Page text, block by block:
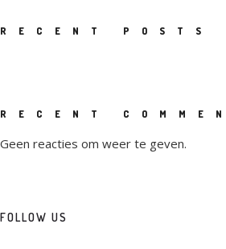
RECENT POSTS
RECENT
Geen reacties om weer te geven.
FOLLOW US